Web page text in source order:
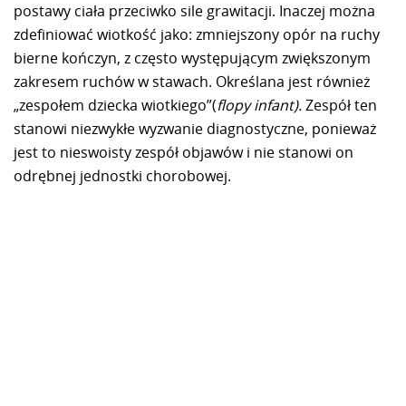
postawy ciała przeciwko sile grawitacji. Inaczej można
zdefiniować wiotkość jako: zmniejszony opór na ruchy
bierne kończyn, z często występującym zwiększonym
zakresem ruchów w stawach. Określana jest również
„zespołem dziecka wiotkiego”(flopy infant).Zespół ten
stanowi niezwykłe wyzwanie diagnostyczne, ponieważ
jest to nieswoisty zespół objawów i nie stanowi on
odrębnej jednostki chorobowej.